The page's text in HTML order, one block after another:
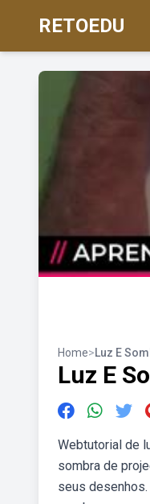
RETOEDU
Home>Luz E
Luz E
Webtutorial de
sombra de
seus